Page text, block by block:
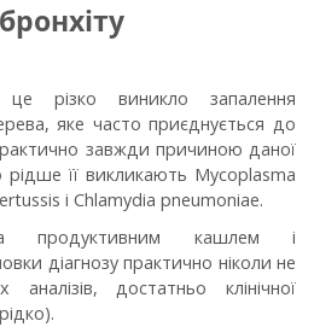
різко виникло запалення
яке часто приєднується до
завжди причиною даної
її викликають Mycoplasma
і Chlamydia pneumoniae.
продуктивним кашлем і
діагнозу практично ніколи не
аналізів, достатньо клінічної